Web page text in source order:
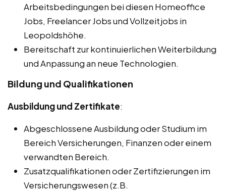
Arbeitsbedingungen bei diesen Homeoffice
Jobs, Freelancer Jobs und Vollzeitjobs in
Leopoldshöhe.
Bereitschaft zur kontinuierlichen Weiterbildung
und Anpassung an neue Technologien.
Bildung und Qualifikationen
Ausbildung und Zertifikate:
Abgeschlossene Ausbildung oder Studium im
Bereich Versicherungen, Finanzen oder einem
verwandten Bereich.
Zusatzqualifikationen oder Zertifizierungen im
Versicherungswesen (z.B.